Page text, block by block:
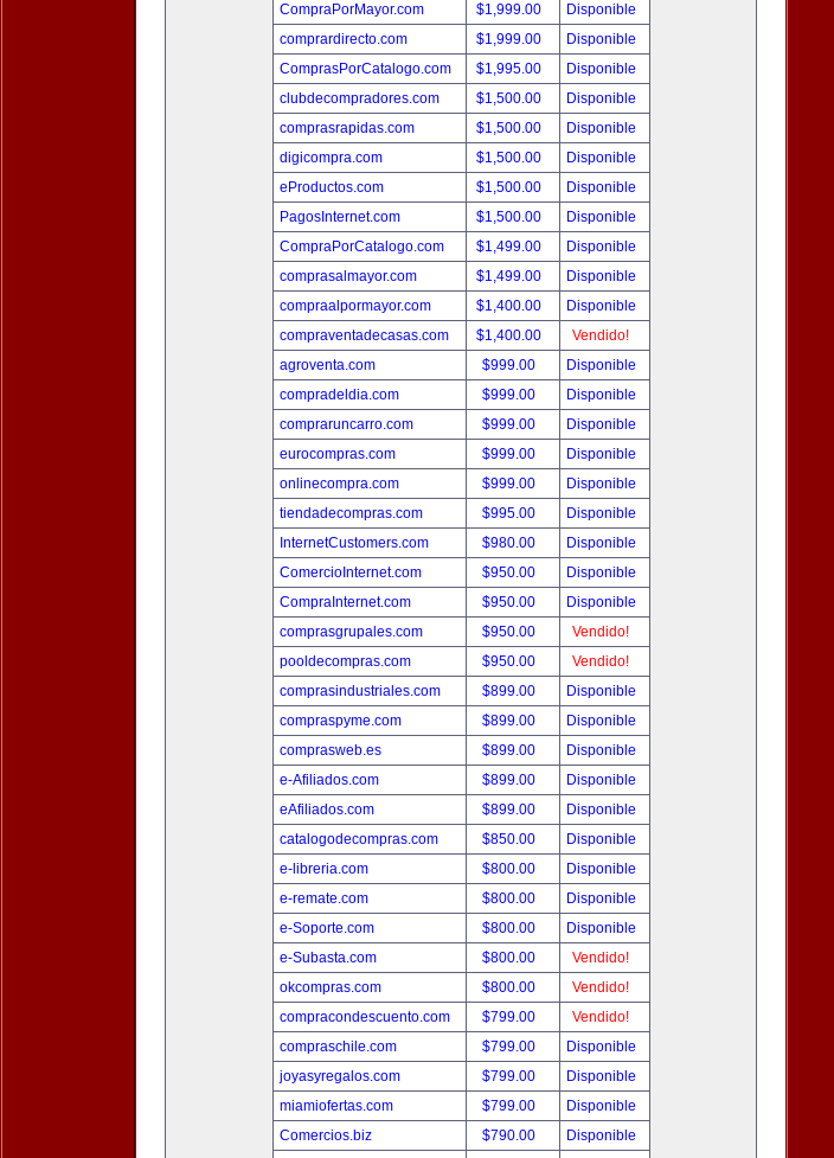
CompraPorMayor.com
$1,999.00
Disponible
comprardirecto.com
$1,999.00
Disponible
ComprasPorCatalogo.com
$1,995.00
Disponible
clubdecompradores.com
$1,500.00
Disponible
comprasrapidas.com
$1,500.00
Disponible
digicompra.com
$1,500.00
Disponible
eProductos.com
$1,500.00
Disponible
PagosInternet.com
$1,500.00
Disponible
CompraPorCatalogo.com
$1,499.00
Disponible
comprasalmayor.com
$1,499.00
Disponible
compraalpormayor.com
$1,400.00
Disponible
compraventadecasas.com
$1,400.00
Vendido!
agroventa.com
$999.00
Disponible
compradeldia.com
$999.00
Disponible
compraruncarro.com
$999.00
Disponible
eurocompras.com
$999.00
Disponible
onlinecompra.com
$999.00
Disponible
tiendadecompras.com
$995.00
Disponible
InternetCustomers.com
$980.00
Disponible
ComercioInternet.com
$950.00
Disponible
CompraInternet.com
$950.00
Disponible
comprasgrupales.com
$950.00
Vendido!
pooldecompras.com
$950.00
Vendido!
comprasindustriales.com
$899.00
Disponible
compraspyme.com
$899.00
Disponible
comprasweb.es
$899.00
Disponible
e-Afiliados.com
$899.00
Disponible
eAfiliados.com
$899.00
Disponible
catalogodecompras.com
$850.00
Disponible
e-libreria.com
$800.00
Disponible
e-remate.com
$800.00
Disponible
e-Soporte.com
$800.00
Disponible
e-Subasta.com
$800.00
Vendido!
okcompras.com
$800.00
Vendido!
compracondescuento.com
$799.00
Vendido!
compraschile.com
$799.00
Disponible
joyasyregalos.com
$799.00
Disponible
miamiofertas.com
$799.00
Disponible
Comercios.biz
$790.00
Disponible